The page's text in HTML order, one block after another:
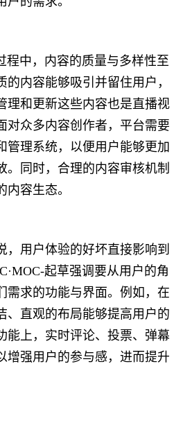
程中，内容的质量与多样性至
内容能够吸引并留住用户，
理和更新这些内容也是直播视
对众多内容创作者，平台需要
管理系统，以便用户能够更加
。同时，合理的内容审核机制
容生态。
，用户体验的好坏直接影响到
起草强调要从用户的角
需求的功能与界面。例如，在
、直观的布局能够提高用户的
能上，实时评论、投票、弹幕
增强用户的参与感，进而提升